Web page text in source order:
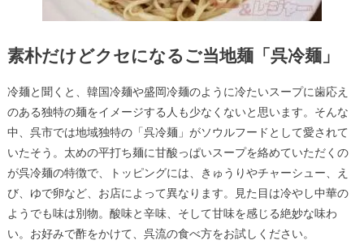
素朴だけどクセになるご当地麺「呉冷麺」
冷麺と聞くと、韓国冷麺や盛岡冷麺のように冷たいスープに歯応え
のある独特の麺をイメージする人も少なくないと思います。そんな
中、呉市では地域独特の「呉冷麺」がソウルフードとして愛されて
いたそう。太めの平打ち麺に甘酸っぱいスープを絡めていただくの
が呉冷麺の特徴で、トッピングには、きゅうりやチャーシュー、え
び、ゆで卵など、お店によって異なります。見た目は冷やし中華の
ようでも味は別物。酸味と辛味、そして甘味を感じる絶妙な味わ
い。お好みで酢をかけて、呉流の食べ方をお試しください。